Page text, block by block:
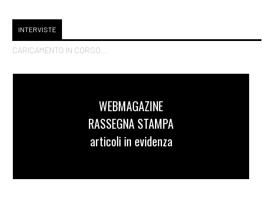
INTERVISTE
CARICAMENTO IN CORSO...
WEBMAGAZINE
RASSEGNA STAMPA
articoli in evidenza